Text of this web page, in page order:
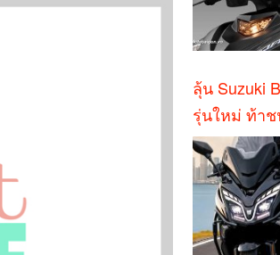
ลุ้น Suzuki
รุ่นใหม่ ท้าช